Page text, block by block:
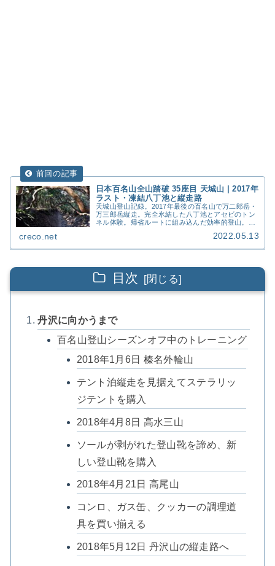
日本百名山全山踏破 35座目 天城山 | 2017年
ラスト・凍結八丁池と縦走路
天城山登山記録。2017年最後の百名山で万二郎岳・
万三郎岳縦走。完全氷結した八丁池とアセビのトン
ネル体験。帰省ルートに組み込んだ効率的登山。百
creco.net 2022.05.13
目次
丹沢に向かうまで
百名山登山シーズンオフ中のトレーニング
2018年1月6日 榛名外輪山
テント泊縦走を見据えてステラリッ
ジテントを購入
2018年4月8日 高水三山
ソールが剥がれた登山靴を諦め、新
しい登山靴を購入
2018年4月21日 高尾山
コンロ、ガス缶、クッカーの調理道
具を買い揃える
2018年5月12日 丹沢山の縦走路へ